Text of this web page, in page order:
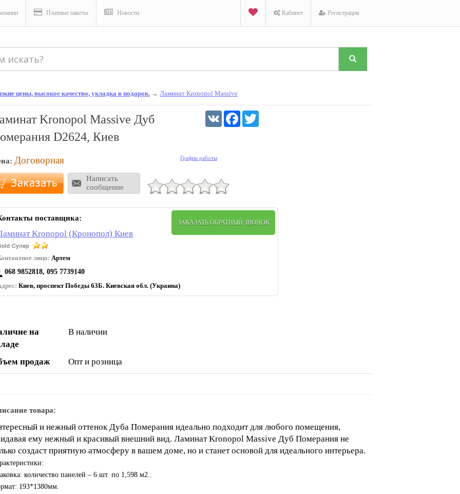
Платные пакеты Новости Кабинет Регистрация
цены, высокое качество, укладка в подарок. → Ламинат Kronopol Massive
Kronopol Massive Дуб
D2624, Киев
Договорная
Написать
сообщение
График работы
VK Facebook
поставщика:
Kronopol (Кронопол) Киев
лицо: Артем
068 9852818, 095 7739140
Киев, проспект Победы 63Б. Киевская обл. (Украина)
ЗАКАЗАТЬ ОБРАТНЫЙ ЗВОНОК
на
В наличии
продаж Опт и розница
товара:
и нежный оттенок Дуба Померания идеально подходит для любого помещения,
ему нежный и красивый внешний вид. Ламинат Kronopol Massive Дуб Померания не
создаст приятную атмосферу в вашем доме, но и станет основой для идеального интерьера.
количество панелей – 6 шт. по 1,598 м2..
193*1380мм.